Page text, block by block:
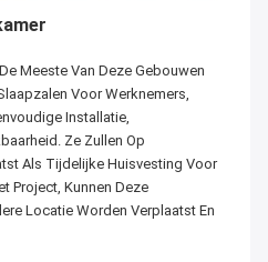
De Meeste Van Deze Gebouwen
Voor Werknemers,
Installatie,
Ze Zullen Op
Als Tijdelijke Huisvesting Voor
Project, Kunnen Deze
Locatie Worden Verplaatst En